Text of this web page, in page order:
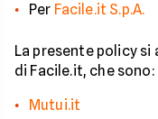
Per Facile.it S.p.A.
La presente policy
di Facile.it, che sono:
Mutui.it